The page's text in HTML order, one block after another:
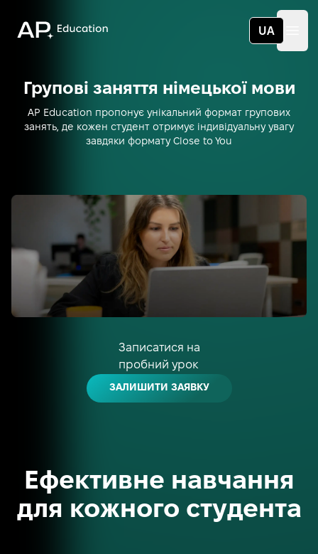
App Education UA
Групові заняття німецької мови
AP Education пропонує унікальний формат групових
занять, де кожен студент отримує індивідуальну увагу
завдяки формату Close to You
Записатися на
пробний урок
ЗАЛИШИТИ ЗАЯВКУ
Ефективне навчання
для кожного студента